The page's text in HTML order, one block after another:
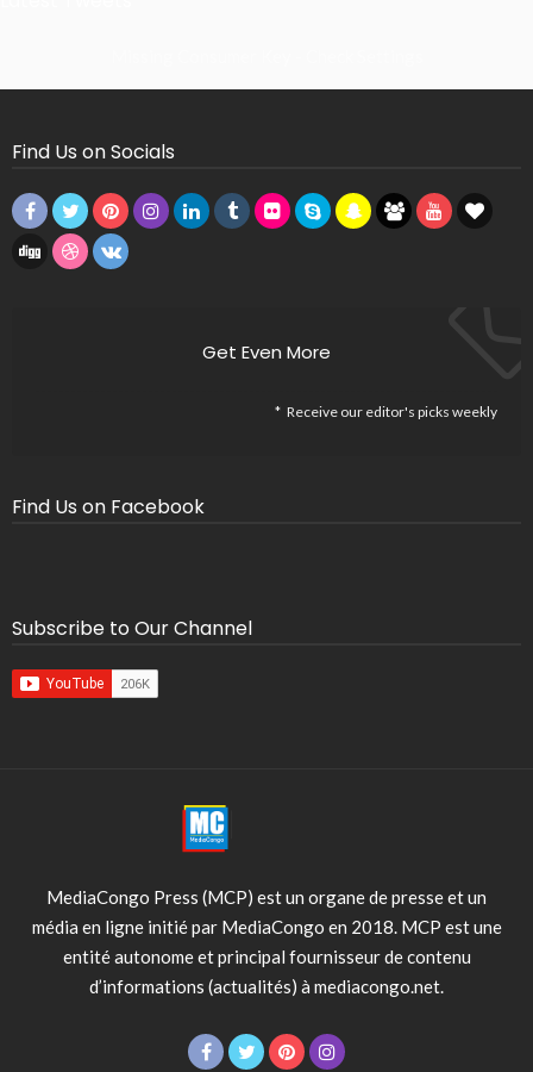
Find Us on Socials
Get Even More
Receive our editor's picks weekly
Find Us on Facebook
Subscribe to Our Channel
MediaCongo Press (MCP) est un organe de presse et un
média en ligne initié par MediaCongo en 2018. MCP est une
entité autonome et principal fournisseur de contenu
d’informations (actualités) à mediacongo.net.